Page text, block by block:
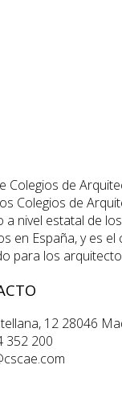
Colegios de
a nivel estatal de
en España, y es el
para los
12 28046
352 200